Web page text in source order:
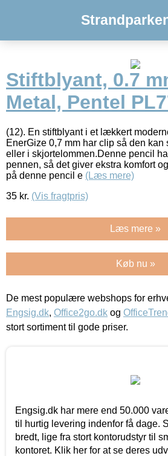
Stiftblyant, 0.7
Metal, Pentel
(12). En stiftblyant i et lækkert
EnerGize 0,7 mm har clip så den
eller i skjortelommen.Denne pencil
pennen, så det giver ekstra komfort
på denne pencil e (Læs mere)
35 kr. (Vis fragtpris)
Læs mere »
Køb nu »
De mest populære webshops for
Engsig.dk, Office2go.dk og
stort sortiment til gode priser.
Engsig.dk har mere end 50.000
til hurtig levering indenfor få dage.
bredt, lige fra stort kontorudstyr til
kontoret. Klik her for at se deres